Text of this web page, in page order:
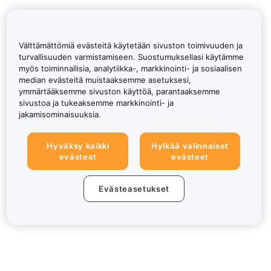
Välttämättömiä evästeitä käytetään sivuston toimivuuden ja
turvallisuuden varmistamiseen. Suostumuksellasi käytämme
myös toiminnallisia, analytiikka-, markkinointi- ja sosiaalisen
median evästeitä muistaaksemme asetuksesi,
ymmärtääksemme sivuston käyttöä, parantaaksemme
sivustoa ja tukeaksemme markkinointi- ja
jakamisominaisuuksia.
Hyväksy kaikki
evästeet
Hylkää valinnaiset
evästeet
Evästeasetukset